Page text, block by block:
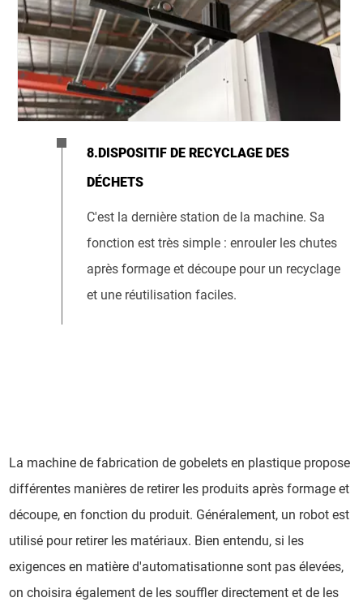
8.DISPOSITIF DE RECYCLAGE DES
DÉCHETS
C'est la dernière station de la machine. Sa
fonction est très simple : enrouler les chutes
après formage et découpe pour un recyclage
et une réutilisation faciles.
La machine de fabrication de gobelets en plastique propose
différentes manières de retirer les produits après formage et
découpe, en fonction du produit. Généralement, un robot est
utilisé pour retirer les matériaux. Bien entendu, si les
exigences en matière d'automatisationne sont pas élevées,
on choisira également de les souffler directement et de les